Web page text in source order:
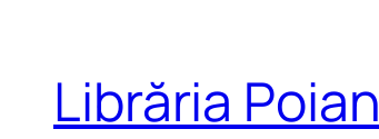
conținut
Librăria